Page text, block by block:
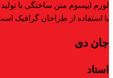
لورم ایپسوم متن ساختگی با
با استفاده از طراحان گرافیک
جان دی
استاد